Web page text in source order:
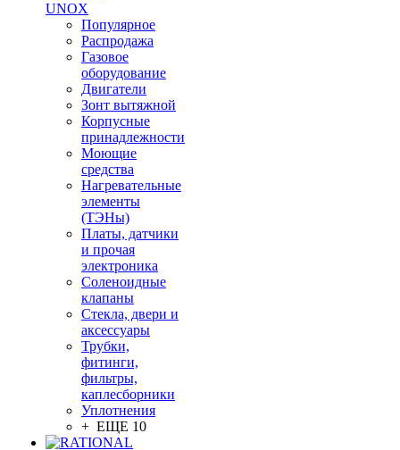
UNOX
Популярное
Распродажа
Газовое
оборудование
Двигатели
Зонт вытяжной
Корпусные
принадлежности
Моющие
средства
Нагревательные
элементы
(ТЭНы)
Платы, датчики
и прочая
электроника
Соленоидные
клапаны
Стекла, двери и
аксессуары
Трубки,
фитинги,
фильтры,
каплесборники
Уплотнения
+ ЕЩЕ 10